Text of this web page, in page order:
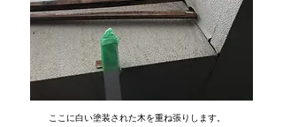
​ここに白い塗装された木を重ね張りします。